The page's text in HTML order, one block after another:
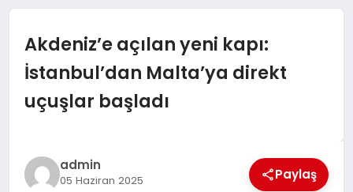
EKONOMİ
YAŞAM
TEKNOLOJİ
Akdeniz’e açılan yeni kapı:
İstanbul’dan Malta’ya direkt
uçuşlar başladı
admin
05 Haziran 2025 Paylaş